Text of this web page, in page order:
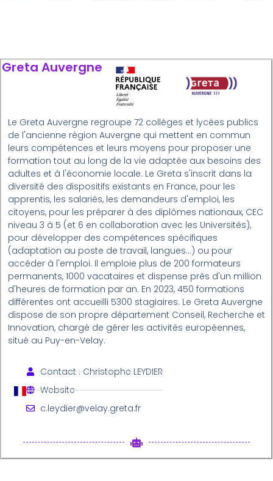
Greta Auvergne
Le Greta Auvergne regroupe 72 collèges et lycées publics
de l'ancienne région Auvergne qui mettent en commun
leurs compétences et leurs moyens pour proposer une
formation tout au long de la vie adaptée aux besoins des
adultes et à l'économie locale. Le Greta s'inscrit dans la
diversité des dispositifs existants en France, pour les
apprentis, les salariés, les demandeurs d'emploi, les
citoyens, pour les préparer à des diplômes nationaux, CEC
niveau 3 à 5 (et 6 en collaboration avec les Universités),
pour développer des compétences spécifiques
(adaptation au poste de travail, langues...) ou pour
accéder à l'emploi. Il emploie plus de 200 formateurs
permanents, 1000 vacataires et dispense près d'un million
d'heures de formation par an. En 2023, 450 formations
différentes ont accueilli 5300 stagiaires. Le Greta Auvergne
dispose de son propre département Conseil, Recherche et
Innovation, chargé de gérer les activités européennes,
situé au Puy-en-Velay.
Contact : Christophe LEYDIER
Website
c.leydier@velay.greta.fr